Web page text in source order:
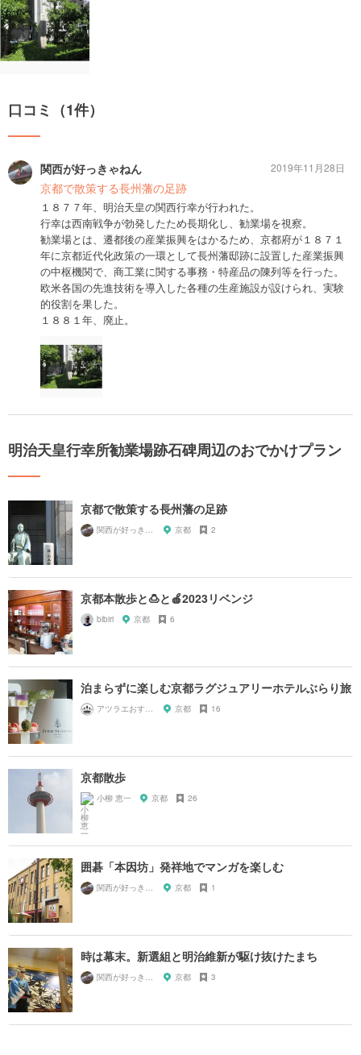
口コミ（1件）
関西が好っきゃねん
京都で散策する長州藩の足跡
１８７７年、明治天皇の関西行幸が行われた。
行幸は西南戦争が勃発したため長期化し、勧業場を視察。
勧業場とは、遷都後の産業振興をはかるため、京都府が１８７１
年に京都近代化政策の一環として長州藩邸跡に設置した産業振興
の中枢機関で、商工業に関する事務・特産品の陳列等を行った。
欧米各国の先進技術を導入した各種の生産施設が設けられ、実験
的役割を果した。
１８８１年、廃止。
2019年11月28日
明治天皇行幸所勧業場跡石碑周辺のおでかけプラン
京都で散策する長州藩の足跡
関西が好っきゃねん 京都 2
京都本散歩と🍮と🍎2023リベンジ
bibiri 京都 6
泊まらずに楽しむ京都ラグジュアリーホテルぶらり旅
アツラエおすすめ旅プラン！ 京都 16
京都散歩
小柳 恵一 京都 26
囲碁「本因坊」発祥地でマンガを楽しむ
関西が好っきゃねん 京都 1
時は幕末。新選組と明治維新が駆け抜けたまち
関西が好っきゃねん 京都 3